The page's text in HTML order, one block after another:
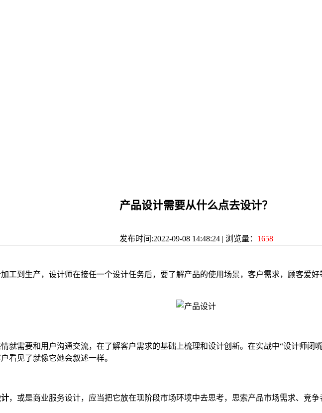
产品设计需要从什么点去设计？
发布时间:2022-09-08 14:48:24 | 浏览量： 1658
到生产，设计师在接任一个设计任务后，要了解产品的使用场景，客户需求，顾客爱好
需要和用户沟通交流，在了解客户需求的基础上梳理和设计创新。在实战中“设计师闭
看见了就像它她会叙述一样。
，或是商业服务设计，应当把它放在现阶段市场环境中去思考，思索产品市场需求、竞